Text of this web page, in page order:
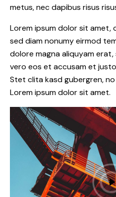
metus, nec dapibus risus
Lorem ipsum dolor sit
sed diam nonumy eirmod
dolore magna aliquyam
vero eos et accusam et
Stet clita kasd gubergren,
Lorem ipsum dolor sit amet.